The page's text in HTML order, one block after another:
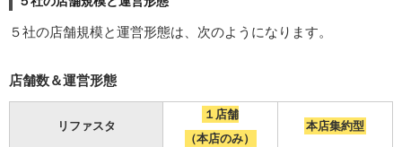
５社の店舗規模と運営形態は、次のようになります。
店舗数＆運営形態
リファスタ
１店舗
（本店のみ）
本店集約型